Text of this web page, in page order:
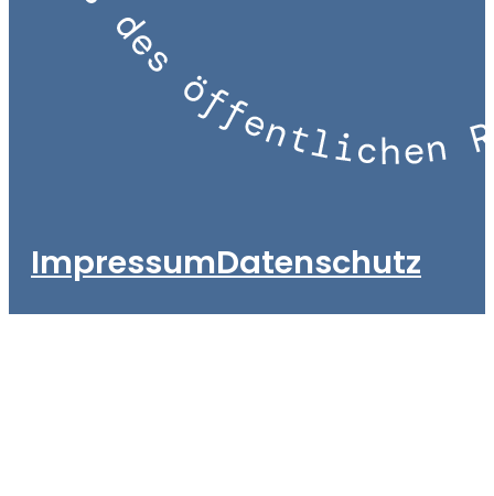
ImpressumDatenschutz